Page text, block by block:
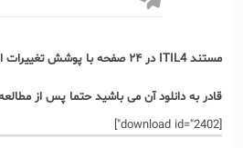
قادر به دانلود آن می باشید حتما پس از
[download id="2402"]